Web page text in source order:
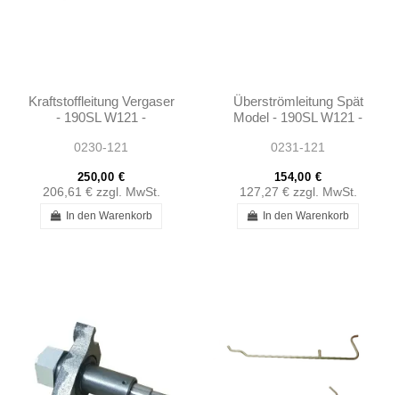
Kraftstoffleitung Vergaser
- 190SL W121 -
0230-121
250,00 €
206,61 € zzgl. MwSt.
In den Warenkorb
Überströmleitung Spät
Model - 190SL W121 -
0231-121
154,00 €
127,27 € zzgl. MwSt.
In den Warenkorb